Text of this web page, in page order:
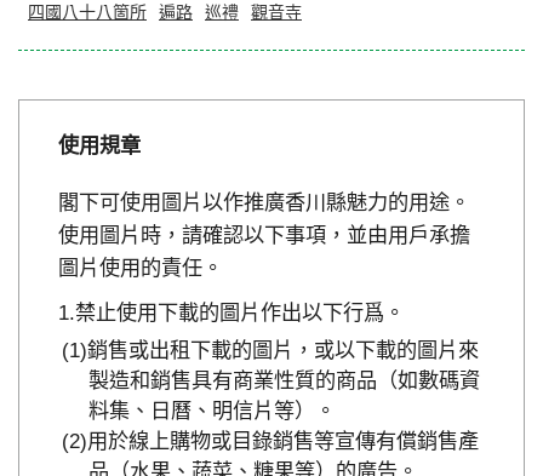
四國八十八箇所 遍路 巡禮 觀音寺
使用規章
閣下可使用圖片以作推廣香川縣魅力的用途。
使用圖片時，請確認以下事項，並由用戶承擔
圖片使用的責任。
禁止使用下載的圖片作出以下行爲。
銷售或出租下載的圖片，或以下載的圖片來
製造和銷售具有商業性質的商品（如數碼資
料集、日曆、明信片等）。
用於線上購物或目錄銷售等宣傳有償銷售產
品（水果、蔬菜、糖果等）的廣告。